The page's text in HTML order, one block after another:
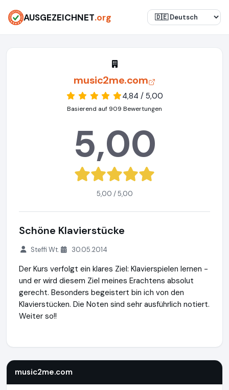
AUSGEZEICHNET.org
music2me.com
4,84 / 5,00
Basierend auf 909 Bewertungen
5,00
5,00 / 5,00
Schöne Klavierstücke
Steffi Wt. 30.05.2014
Der Kurs verfolgt ein klares Ziel: Klavierspielen lernen -
und er wird diesem Ziel meines Erachtens absolut
gerecht. Besonders begeistert bin ich von den
Klavierstücken. Die Noten sind sehr ausführlich notiert.
Weiter so!!
music2me.com